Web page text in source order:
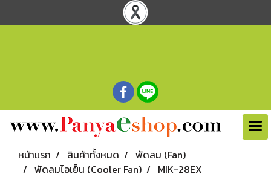
หน้าแรก สินค้าทั้งหมด
พัดลม (Fan)
พัดลมไอเย็น (Cooler Fan)
MIK-28EX